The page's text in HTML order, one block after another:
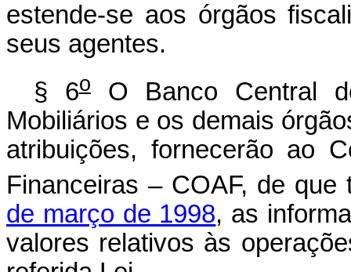
estende-se aos órgãos
seus agentes.
§ 6oO Banco Central
Mobiliários e os demais
atribuições, fornecerão ao
Financeiras – COAF, de
de março de 1998, as
valores relativos às